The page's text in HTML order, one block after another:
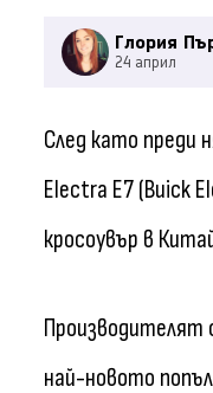
Глория
24 април
След като преди
Electra E7 (Buick
кросоувър в
Производителят
най-новото